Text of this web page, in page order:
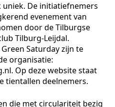
uniek. De initiatiefnemers
evenement van
door de Tilburgse
Tilburg-Leijdal.
Saturday zijn te
organisatie:
Op deze website staat
tientallen deelnemers.
die met circulariteit bezig